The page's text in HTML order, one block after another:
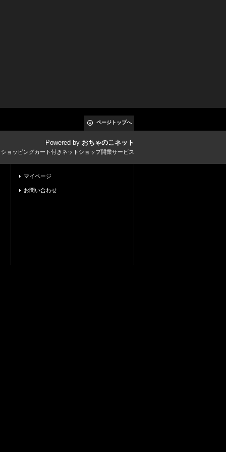
ページトップへ
Powered by おちゃのこネット
ョッピングカート付きネットショップ開業サービス
マイページ
お問い合わせ